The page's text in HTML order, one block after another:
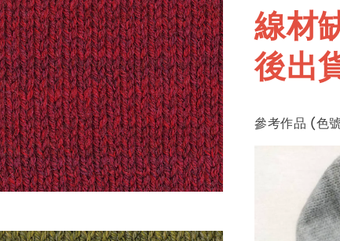
線材
後出
參考作品 (色